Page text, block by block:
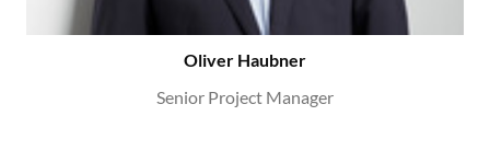
Oliver Haubner
Senior Project Manager